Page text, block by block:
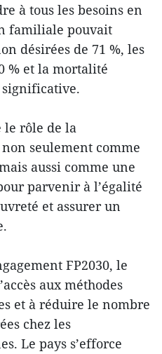
à tous les besoins en
familiale pouvait
désirées de 71 %, les
% et la mortalité
le rôle de la
seulement comme
aussi comme une
parvenir à l’égalité
et assurer un
FP2030, le
aux méthodes
et à réduire le nombre
chez les
Le pays s’efforce